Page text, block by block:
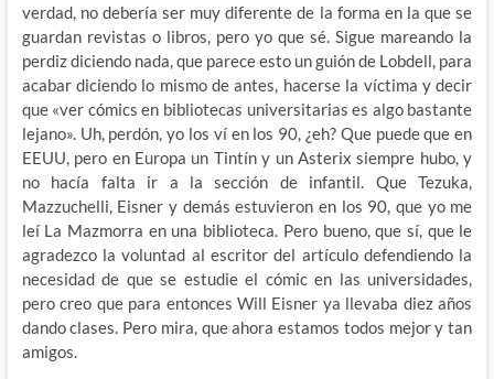
verdad, no debería ser muy diferente de la forma en la que se
guardan revistas o libros, pero yo que sé. Sigue mareando la
perdiz diciendo nada, que parece esto un guión de Lobdell, para
acabar diciendo lo mismo de antes, hacerse la víctima y decir
que «ver cómics en bibliotecas universitarias es algo bastante
lejano». Uh, perdón, yo los ví en los 90, ¿eh? Que puede que en
EEUU, pero en Europa un Tintín y un Asterix siempre hubo, y
no hacía falta ir a la sección de infantil. Que Tezuka,
Mazzuchelli, Eisner y demás estuvieron en los 90, que yo me
leí La Mazmorra en una biblioteca. Pero bueno, que sí, que le
agradezco la voluntad al escritor del artículo defendiendo la
necesidad de que se estudie el cómic en las universidades,
pero creo que para entonces Will Eisner ya llevaba diez años
dando clases. Pero mira, que ahora estamos todos mejor y tan
amigos.